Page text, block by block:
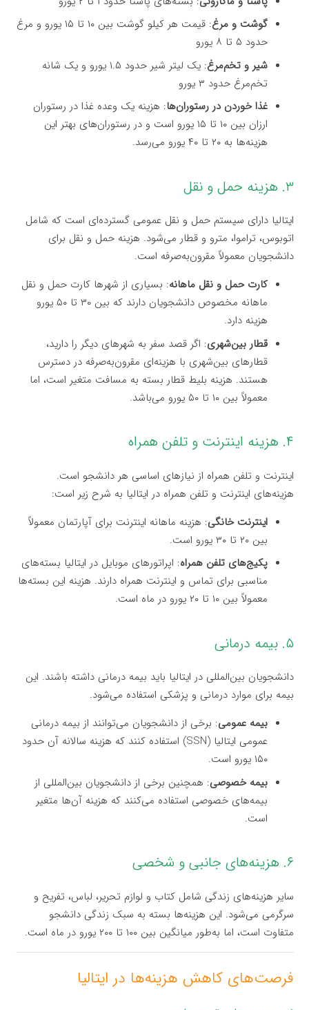
گوشت و مرغ
: قیمت هر کیلو گوشت بین ۱۰ تا ۱۵ یورو و مرغ
حدود ۵ تا ۸ یورو
شیر و تخم‌مرغ
: یک لیتر شیر حدود ۱.۵ یورو و یک شانه
تخم‌مرغ حدود ۳ یورو
غذا خوردن در رستوران‌ها: هزینه یک وعده غذا در رستوران
ارزان بین ۱۰ تا ۱۵ یورو است و در رستوران‌های بهتر این
هزینه‌ها به ۲۰ تا ۴۰ یورو می‌رسد.
۳. هزینه حمل و نقل
ایتالیا دارای سیستم حمل و نقل عمومی گسترده‌ای است که شامل
اتوبوس، تراموا، مترو و قطار می‌شود. هزینه حمل و نقل برای
دانشجویان معمولاً مقرون‌به‌صرفه است.
کارت حمل و نقل ماهانه: بسیاری از شهرها کارت حمل و نقل
ماهانه مخصوص دانشجویان دارند که بین ۳۰ تا ۵۰ یورو
هزینه دارد.
قطار بین‌شهری: اگر قصد سفر به شهرهای دیگر را دارید،
قطارهای بین‌شهری با هزینه‌ای مقرون‌به‌صرفه در دسترس
هستند. هزینه بلیط قطار بسته به مسافت متغیر است، اما
معمولاً بین ۱۰ تا ۵۰ یورو می‌باشد.
۴. هزینه اینترنت و تلفن همراه
اینترنت و تلفن همراه از نیازهای اساسی هر دانشجو است.
هزینه‌های اینترنت و تلفن همراه در ایتالیا به شرح زیر است:
اینترنت خانگی: هزینه ماهانه اینترنت برای آپارتمان معمولاً
بین ۲۰ تا ۳۰ یورو است.
پکیج‌های تلفن همراه: اپراتورهای موبایل در ایتالیا بسته‌های
مناسبی برای تماس و اینترنت همراه دارند. هزینه این بسته‌ها
معمولاً بین ۱۰ تا ۲۰ یورو در ماه است.
۵. بیمه درمانی
دانشجویان بین‌المللی در ایتالیا باید بیمه درمانی داشته باشند. این
بیمه برای موارد درمانی و پزشکی استفاده می‌شود.
بیمه عمومی: برخی از دانشجویان می‌توانند از بیمه درمانی
عمومی ایتالیا (SSN) استفاده کنند که هزینه سالانه آن حدود
۱۵۰ یورو است.
بیمه خصوصی: همچنین برخی از دانشجویان بین‌المللی از
بیمه‌های خصوصی استفاده می‌کنند که هزینه آن‌ها متغیر
است.
۶. هزینه‌های جانبی و شخصی
سایر هزینه‌های زندگی شامل کتاب و لوازم تحریر، لباس، تفریح و
سرگرمی می‌شود. این هزینه‌ها بسته به سبک زندگی دانشجو
متفاوت است، اما به‌طور میانگین بین ۱۰۰ تا ۲۰۰ یورو در ماه است.
فرصت‌های کاهش هزینه‌ها در ایتالیا